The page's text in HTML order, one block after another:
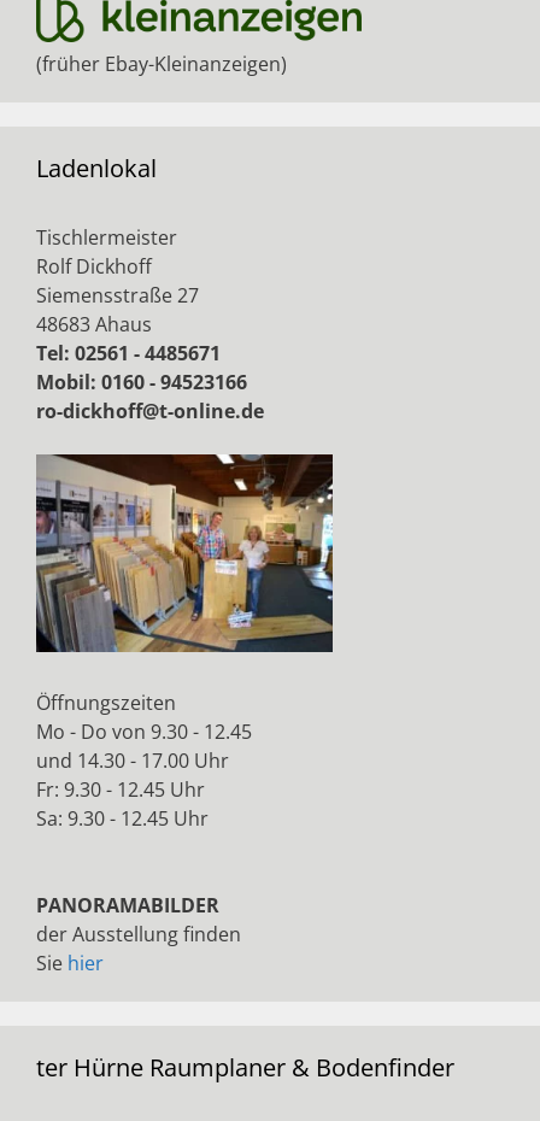
(früher Ebay-Kleinanzeigen)
Ladenlokal
Tischlermeister
Rolf Dickhoff
Siemensstraße 27
48683 Ahaus
Tel: 02561 - 4485671
Mobil: 0160 - 94523166
ro-dickhoff@t-online.de
Öffnungszeiten
Mo - Do von 9.30 - 12.45
und 14.30 - 17.00 Uhr
Fr: 9.30 - 12.45 Uhr
Sa: 9.30 - 12.45 Uhr
PANORAMABILDER
der Ausstellung finden
Sie hier
ter Hürne Raumplaner & Bodenfinder